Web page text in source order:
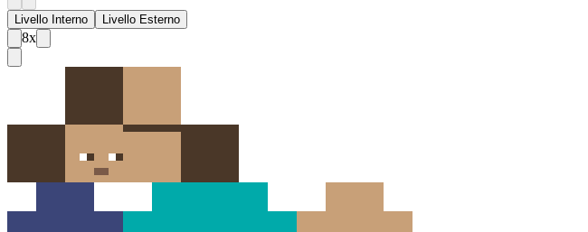
Livello Interno Livello Esterno
8x